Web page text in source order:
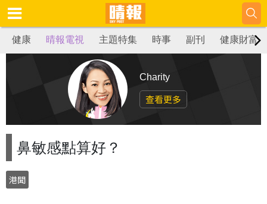
健康 晴報電視 主題特集 時事 副刊 健康財富
Charity
查看更多
鼻敏感點算好？
港聞